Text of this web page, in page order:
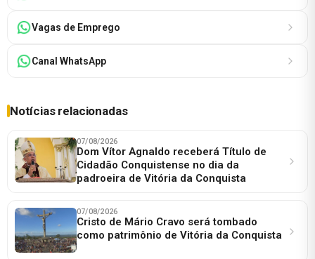
Vagas de Emprego
Canal WhatsApp
Notícias relacionadas
07/08/2026
Dom Vítor Agnaldo receberá Título de
Cidadão Conquistense no dia da
padroeira de Vitória da Conquista
07/08/2026
Cristo de Mário Cravo será tombado
como patrimônio de Vitória da Conquista